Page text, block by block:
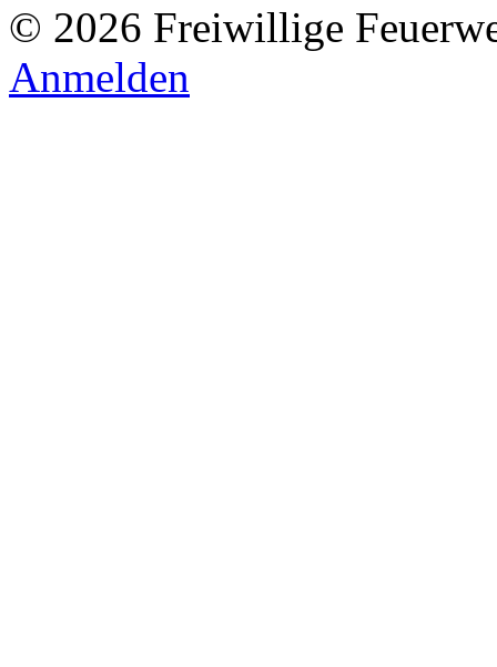
© 2026 Freiwillige
Anmelden